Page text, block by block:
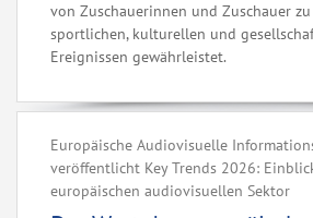
von Zuschauerinnen und Zuschauer
sportlichen, kulturellen und
Ereignissen gewährleistet.
Europäische Audiovisuelle
veröffentlicht Key Trends 2026:
europäischen audiovisuellen Sektor